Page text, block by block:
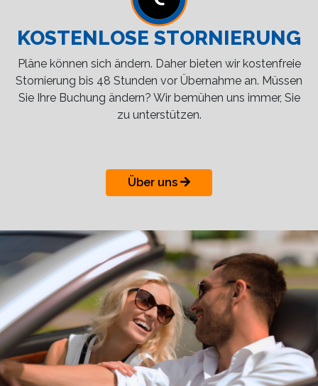
KOSTENLOSE STORNIERUNG
Pläne können sich ändern. Daher bieten wir kostenfreie
Stornierung bis 48 Stunden vor Übernahme an. Müssen
Sie Ihre Buchung ändern? Wir bemühen uns immer, Sie
zu unterstützen.
Über uns